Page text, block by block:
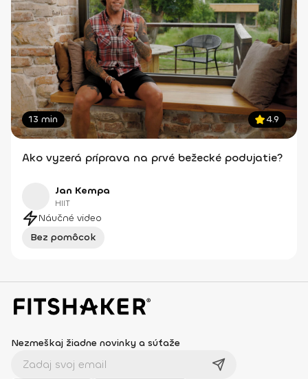
13 min 4.9
Ako vyzerá príprava na prvé bežecké podujatie?
Jan Kempa
HIIT
Náučné video
Bez pomôcok
Nezmeškaj žiadne novinky a súťaže